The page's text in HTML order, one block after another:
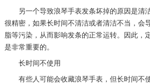
另一个导致浪琴手表发条坏掉的原因是清
很精密，如果长时间不清洁或者清洁不当，会
脂等污染，从而影响发条的正常运转。因此，
是非常重要的。
长时间不使用
有些人可能会收藏浪琴手表，但长时间不